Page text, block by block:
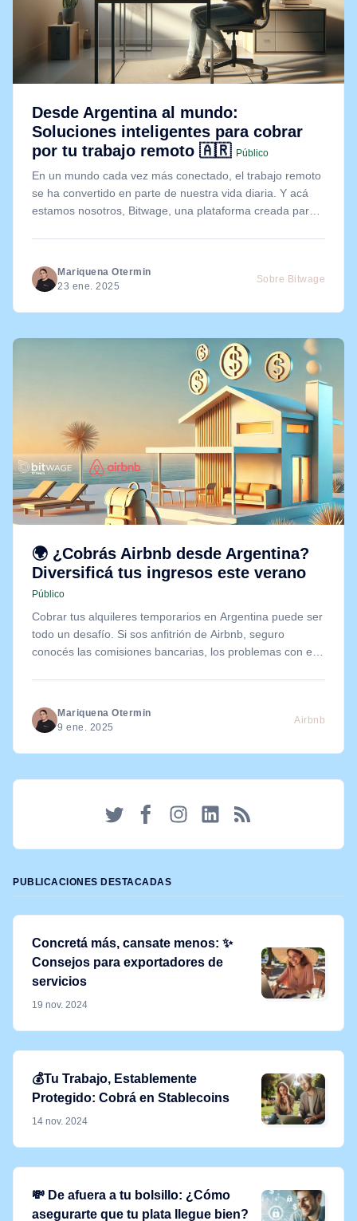
Desde Argentina al mundo:
Soluciones inteligentes para cobrar
por tu trabajo remoto 🇦🇷 Público
En un mundo cada vez más conectado, el trabajo remoto
se ha convertido en parte de nuestra vida diaria. Y acá
estamos nosotros, Bitwage, una plataforma creada para
Mariquena Otermin
23 ene. 2025
Sobre Bitwage
🌍 ¿Cobrás Airbnb desde Argentina?
Diversificá tus ingresos este verano
Público
Cobrar tus alquileres temporarios en Argentina puede ser
todo un desafío. Si sos anfitrión de Airbnb, seguro
conocés las comisiones bancarias, los problemas con el
Mariquena Otermin
9 ene. 2025
Airbnb
PUBLICACIONES DESTACADAS
Concretá más, cansate menos: ✨
Consejos para exportadores de
servicios
19 nov. 2024
💰Tu Trabajo, Establemente
Protegido: Cobrá en Stablecoins
14 nov. 2024
💸 De afuera a tu bolsillo: ¿Cómo
asegurarte que tu plata llegue bien?